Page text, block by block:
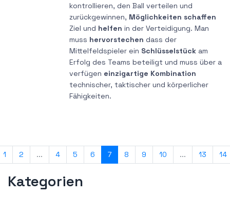
kontrollieren, den Ball verteilen und
zurückgewinnen, Möglichkeiten schaffen
Ziel und helfen in der Verteidigung. Man
muss hervorstechen dass der
Mittelfeldspieler ein Schlüsselstückam
Erfolg des Teams beteiligt und muss über a
verfügen einzigartige Kombination
technischer, taktischer und körperlicher
Fähigkeiten.
1 2 ... 4 5 6 7 8 9 10 ... 13 14
Kategorien